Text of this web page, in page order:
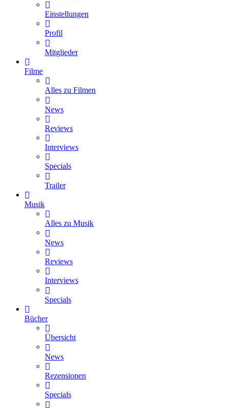
Einstellungen
Profil
Mitglieder
Filme
Alles zu Filmen
News
Reviews
Interviews
Specials
Trailer
Musik
Alles zu Musik
News
Reviews
Interviews
Specials
Bücher
Übersicht
News
Rezensionen
Specials